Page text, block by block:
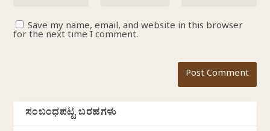
Save my name, email, and website in this browser
for the next time I comment.
ಸಂಬಂಧಪಟ್ಟ ಬರಹಗಳು